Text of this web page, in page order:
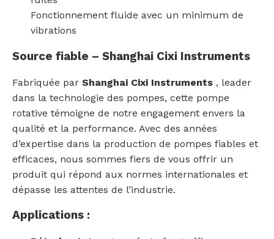
Fonctionnement fluide avec un minimum de
vibrations
Source fiable – Shanghai Cixi Instruments
Fabriquée par Shanghai Cixi Instruments , leader
dans la technologie des pompes, cette pompe
rotative témoigne de notre engagement envers la
qualité et la performance. Avec des années
d’expertise dans la production de pompes fiables et
efficaces, nous sommes fiers de vous offrir un
produit qui répond aux normes internationales et
dépasse les attentes de l’industrie.
Applications :